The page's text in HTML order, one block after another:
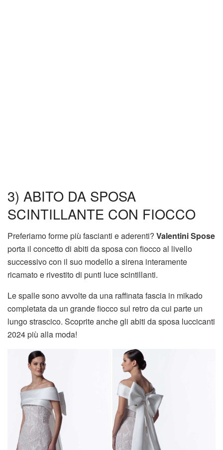
3) ABITO DA SPOSA
SCINTILLANTE CON FIOCCO
Preferiamo forme più fascianti e aderenti? Valentini Spose
porta il concetto di abiti da sposa con fiocco al livello
successivo con il suo modello a sirena interamente
ricamato e rivestito di punti luce scintillanti.
Le spalle sono avvolte da una raffinata fascia in mikado
completata da un grande fiocco sul retro da cui parte un
lungo strascico. Scoprite anche gli abiti da sposa luccicanti
2024 più alla moda!